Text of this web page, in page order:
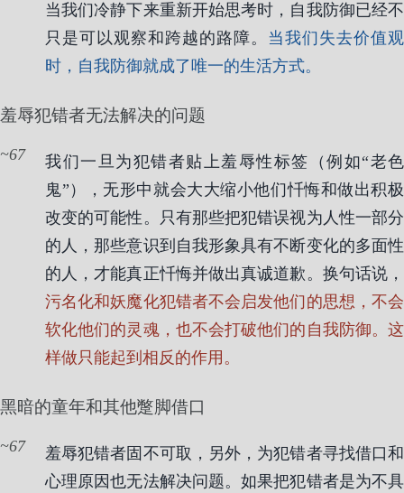
当我们冷静下来重新开始思考时，自我防御已经不
只是可以观察和跨越的路障。 当我们失去价值观
时，自我防御就成了唯一的生活方式。
羞辱犯错者无法解决的问题
67
我们一旦为犯错者贴上羞辱性标签（例如“老色
鬼”），无形中就会大大缩小他们忏悔和做出积极
改变的可能性。只有那些把犯错误视为人性一部分
的人，那些意识到自我形象具有不断变化的多面性
的人，才能真正忏悔并做出真诚道歉。换句话说，
污名化和妖魔化犯错者不会启发他们的思想，不会
软化他们的灵魂，也不会打破他们的自我防御。这
样做只能起到相反的作用。
黑暗的童年和其他蹩脚借口
67
羞辱犯错者固不可取，另外，为犯错者寻找借口和
心理原因也无法解决问题。如果把犯错者是为不具